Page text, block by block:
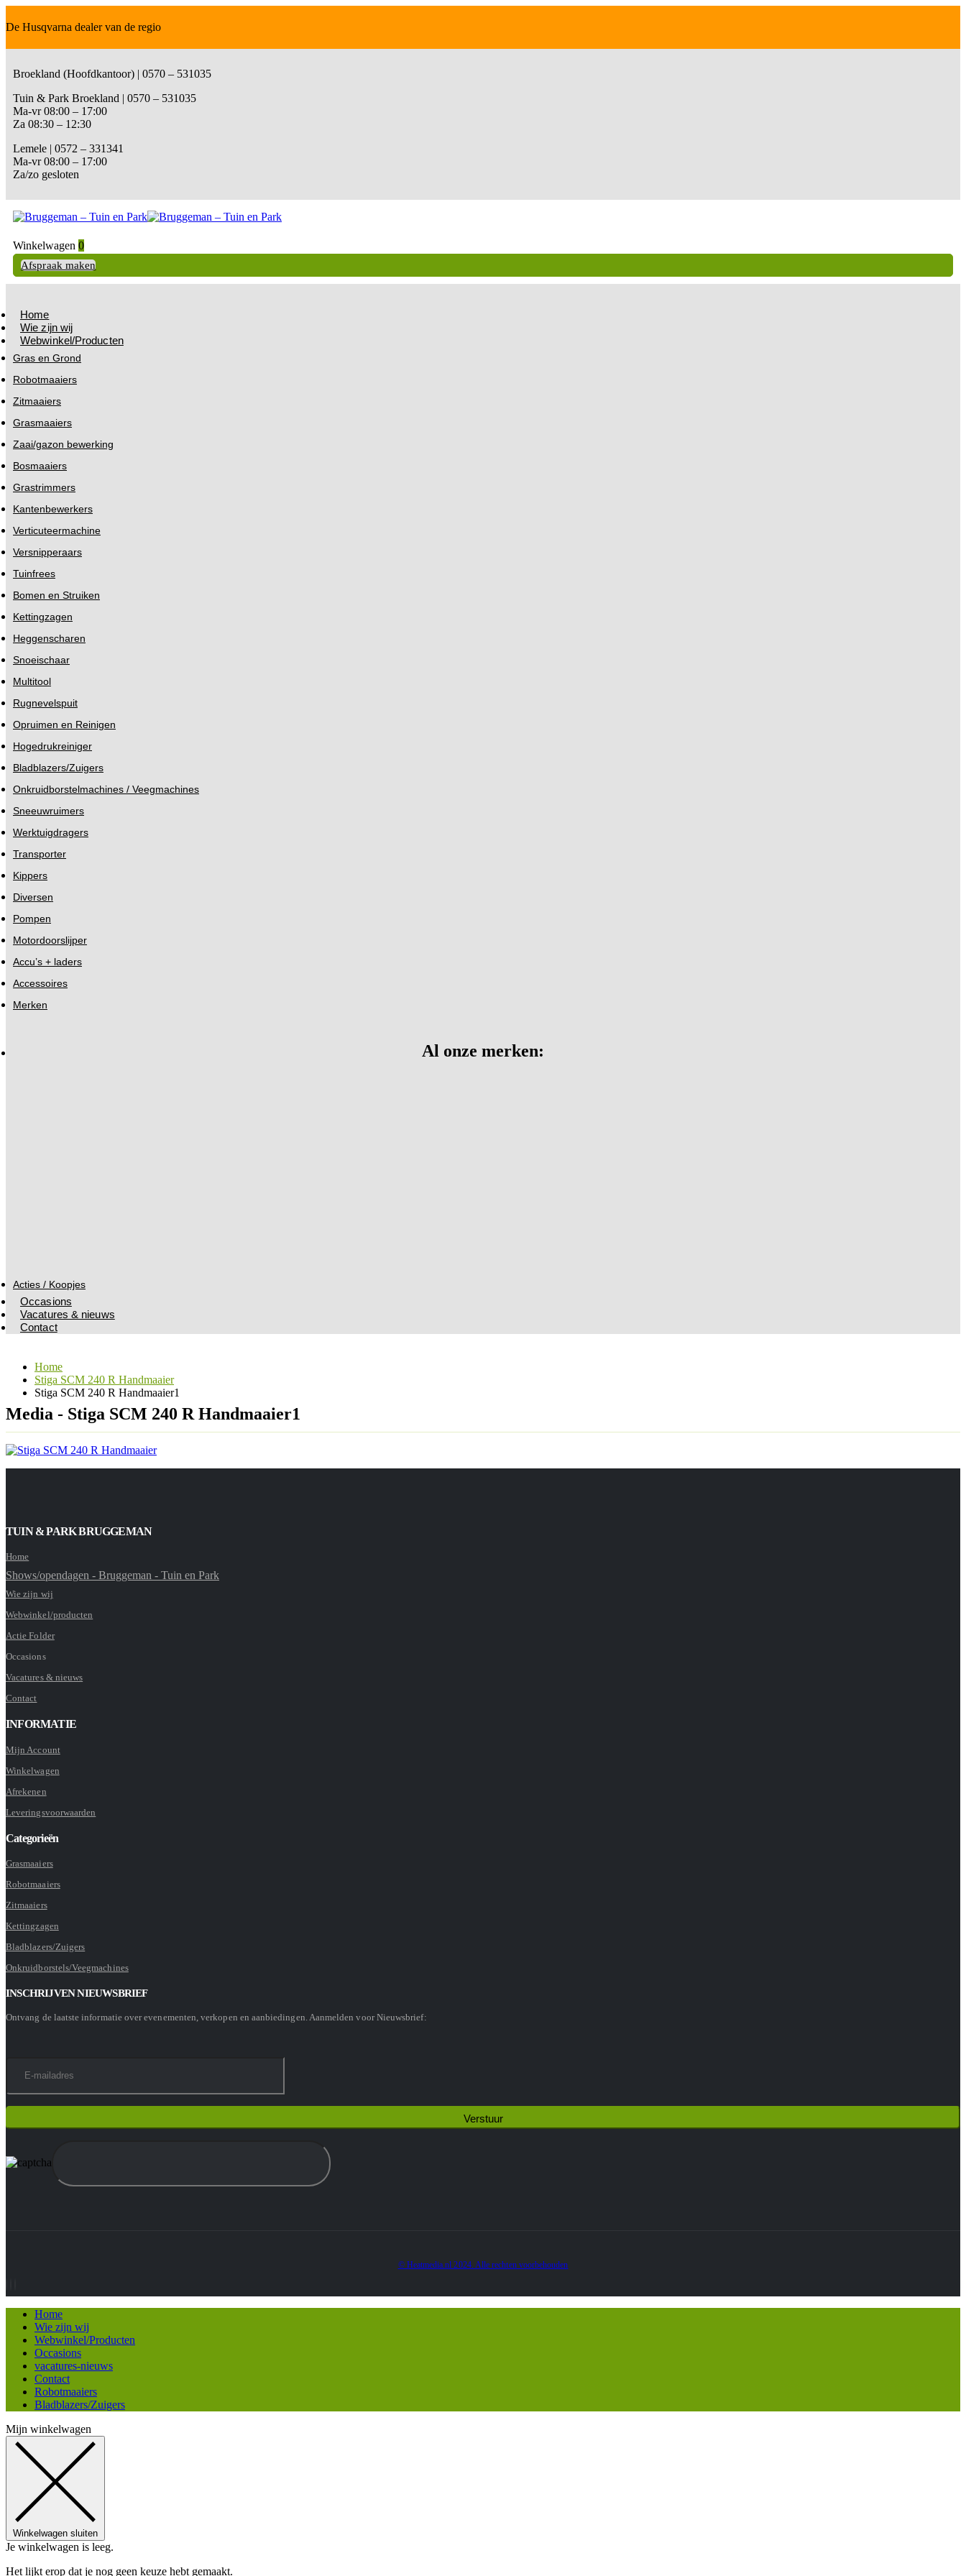
De Husqvarna dealer van de regio
Broekland (Hoofdkantoor) | 0570 – 531035
Tuin & Park Broekland | 0570 – 531035
Ma-vr 08:00 – 17:00
Za 08:30 – 12:30
Lemele | 0572 – 331341
Ma-vr 08:00 – 17:00
Za/zo gesloten
Winkelwagen 0
Afspraak maken
Home
Wie zijn wij
Webwinkel/Producten
Gras en Grond
Robotmaaiers
Zitmaaiers
Grasmaaiers
Zaai/gazon bewerking
Bosmaaiers
Grastrimmers
Kantenbewerkers
Verticuteermachine
Versnipperaars
Tuinfrees
Bomen en Struiken
Kettingzagen
Heggenscharen
Snoeischaar
Multitool
Rugnevelspuit
Opruimen en Reinigen
Hogedrukreiniger
Bladblazers/Zuigers
Onkruidborstelmachines / Veegmachines
Sneeuwruimers
Werktuigdragers
Transporter
Kippers
Diversen
Pompen
Motordoorslijper
Accu’s + laders
Accessoires
Merken
Al onze merken:
Acties / Koopjes
Occasions
Vacatures & nieuws
Contact
Home
Stiga SCM 240 R Handmaaier
Stiga SCM 240 R Handmaaier1
Media - Stiga SCM 240 R Handmaaier1
TUIN & PARK BRUGGEMAN
Home
Shows/opendagen - Bruggeman - Tuin en Park
Wie zijn wij
Webwinkel/producten
Actie Folder
Occasions
Vacatures & nieuws
Contact
INFORMATIE
Mijn Account
Winkelwagen
Afrekenen
Leveringsvoorwaarden
Categorieën
Grasmaaiers
Robotmaaiers
Zitmaaiers
Kettingzagen
Bladblazers/Zuigers
Onkruidborstels/Veegmachines
INSCHRIJVEN NIEUWSBRIEF
Ontvang de laatste informatie over evenementen, verkopen en aanbiedingen. Aanmelden voor Nieuwsbrief:
© Heatmedia.nl 2024. Alle rechten voorbehouden
Home
Wie zijn wij
Webwinkel/Producten
Occasions
vacatures-nieuws
Contact
Robotmaaiers
Bladblazers/Zuigers
Mijn winkelwagen
Winkelwagen sluiten
Je winkelwagen is leeg.
Het lijkt erop dat je nog geen keuze hebt gemaakt.